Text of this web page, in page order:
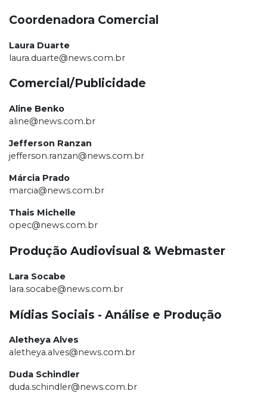
Coordenadora Comercial
Laura Duarte
laura.duarte@news.com.br
Comercial/Publicidade
Aline Benko
aline@news.com.br
Jefferson Ranzan
jefferson.ranzan@news.com.br
Márcia Prado
marcia@news.com.br
Thais Michelle
opec@news.com.br
Produção Audiovisual & Webmaster
Lara Socabe
lara.socabe@news.com.br
Mídias Sociais - Análise e Produção
Aletheya Alves
aletheya.alves@news.com.br
Duda Schindler
duda.schindler@news.com.br